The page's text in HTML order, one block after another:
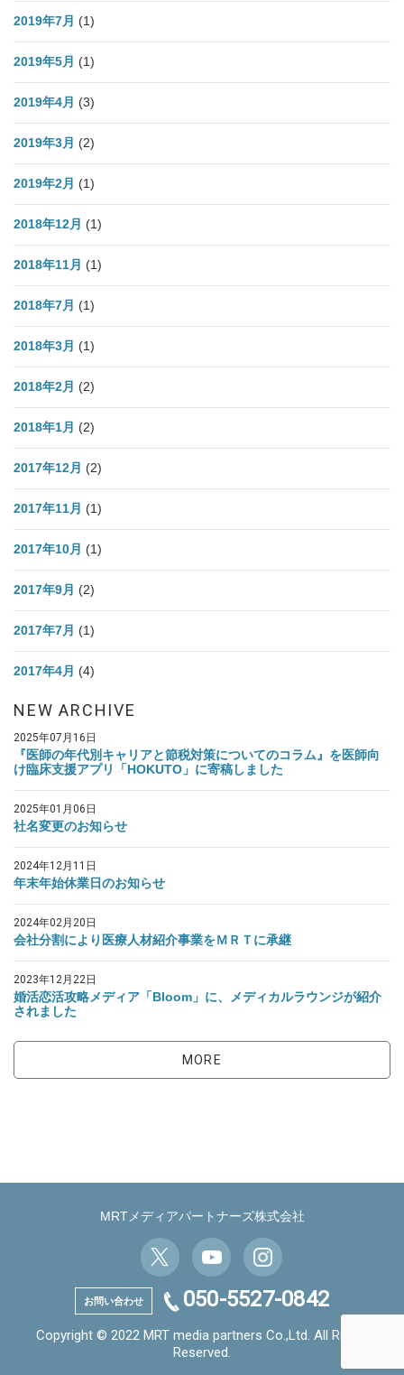
2019年7月 (1)
2019年5月 (1)
2019年4月 (3)
2019年3月 (2)
2019年2月 (1)
2018年12月 (1)
2018年11月 (1)
2018年7月 (1)
2018年3月 (1)
2018年2月 (2)
2018年1月 (2)
2017年12月 (2)
2017年11月 (1)
2017年10月 (1)
2017年9月 (2)
2017年7月 (1)
2017年4月 (4)
NEW ARCHIVE
2025年07月16日
『医師の年代別キャリアと節税対策についてのコラム』を医師向
け臨床支援アプリ「HOKUTO」に寄稿しました
2025年01月06日
社名変更のお知らせ
2024年12月11日
年末年始休業日のお知らせ
2024年02月20日
会社分割により医療人材紹介事業をＭＲＴに承継
2023年12月22日
婚活恋活攻略メディア「Bloom」に、メディカルラウンジが紹介
されました
MORE
MRTメディアパートナーズ株式会社
お問い合わせ 050-5527-0842
Copyright © 2022 MRT media partners Co.,Ltd. All Rights
Reserved.